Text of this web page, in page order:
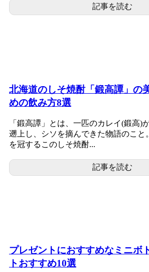
記事を読む
北海道のしそ焼酎「鍛高譚」の
めの飲み方8選
「鍛高譚」とは、一匹のカレイ(鍛高)
遡上し、シソを摘んできた物語のこと
を冠するこのしそ焼酎...
記事を読む
プレゼントにおすすめなミニボ
トおすすめ10選